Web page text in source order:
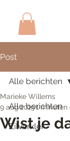
Post
Alle berichten
Zilverklei
Alle berichten
Wist je
Marieke Willems
9 aug 20191 minuten